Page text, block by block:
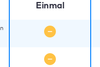
Einmal